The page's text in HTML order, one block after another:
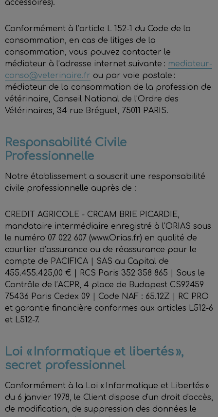
accessoires).
Conformément à l’article L 152-1 du Code de la
consommation, en cas de litiges de la
consommation, vous pouvez contacter le
médiateur à l’adresse internet suivante : mediateur-
conso@veterinaire.fr ou par voie postale :
médiateur de la consommation de la profession de
vétérinaire, Conseil National de l’Ordre des
Vétérinaires, 34 rue Bréguet, 75011 PARIS.
Responsabilité Civile
Professionnelle
Notre établissement a souscrit une responsabilité
civile professionnelle auprès de :
CREDIT AGRICOLE - CRCAM BRIE PICARDIE,
mandataire intermédiaire enregistré à l’ORIAS sous
le numéro 07 022 607 (www.Orias.fr) en qualité de
courtier d’assurance ou de réassurance pour le
compte de PACIFICA | SAS au Capital de
455.455.425,00 € | RCS Paris 352 358 865 | Sous le
Contrôle de l’ACPR, 4 place de Budapest CS92459
75436 Paris Cedex 09 | Code NAF : 65.12Z | RC PRO
et garantie financière conformes aux articles L512-6
et L512-7.
Loi « Informatique et libertés »,
secret professionnel
Conformément à la Loi « Informatique et Libertés »
du 6 janvier 1978, le Client dispose d'un droit d'accès,
de modification, de suppression des données le